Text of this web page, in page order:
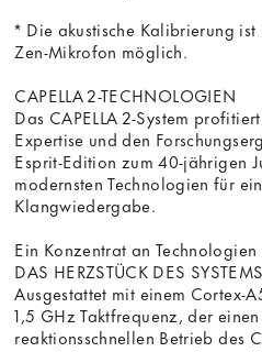
* Die akustische Kalibrierung
Zen-Mikrofon möglich.
CAPELLA 2-TECHNOLOGIEN
Das CAPELLA 2-System
Expertise und den
Esprit-Edition zum 40-jährigen
modernsten Technologien für
Klangwiedergabe.
Ein Konzentrat an Technologien
DAS HERZSTÜCK DES SYSTEMS
Ausgestattet mit einem Cortex-
1,5 GHz Taktfrequenz, der
reaktionsschnellen Betrieb des